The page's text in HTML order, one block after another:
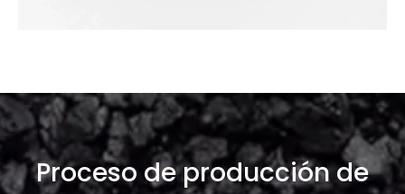
Proceso de producción de